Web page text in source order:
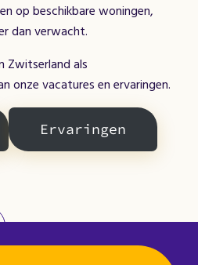
op beschikbare woningen,
dan verwacht.
Zwitserland als
onze vacatures en ervaringen.
Ervaringen